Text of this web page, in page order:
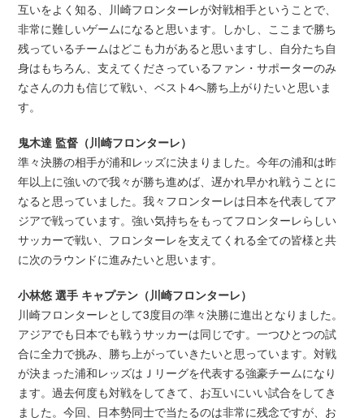
互いをよく知る、川崎フロンターレが対戦相手ということで、
非常に難しいゲームになると思います。しかし、ここまで勝ち
残っているチームはどこも力があると思いますし、自分たち自
身はもちろん、支えてくださっているファン・サポーターのみ
なさんの力も信じて戦い、ベスト4へ勝ち上がりたいと思いま
す。
鬼木達 監督（川崎フロンターレ）
準々決勝の相手が浦和レッズに決まりました。今年の浦和は昨
年以上に強いので我々が勝ち進めば、遅かれ早かれ戦うことに
なると思っていました。我々フロンターレは日本を代表してア
ジアで戦っています。強い気持ちをもってフロンターレらしい
サッカーで戦い、フロンターレを支えてくれる全ての皆様と共
に次のラウンドに進みたいと思います。
小林悠 選手 キャプテン（川崎フロンターレ）
川崎フロンターレとして3度目の準々決勝に進出となりました。
アジアでも日本でも戦うサッカーは同じです。一つひとつの試
合に全力で挑み、勝ち上がっていきたいと思っています。対戦
が決まった浦和レッズはＪリーグを代表する強豪チームになり
ます。過去何度も対戦をしてきて、お互いにいい試合をしてき
ました。今回、日本勢同士で当たるのは非常に残念ですが、お